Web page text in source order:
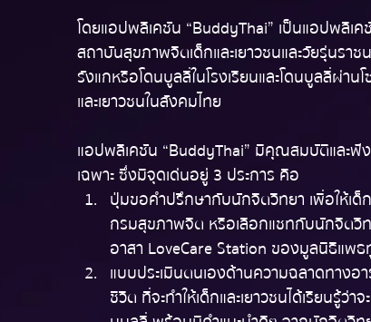
โดยแอปพลิเคชัน “BuddyThai” เป็นแอปพลิ
สถาบันสุขภาพจิตเด็กและเยาวชนและวัยรุ่นรา
รังแกหรือโดนบูลลี่ในโรงเรียนและโดนบูลลี่ผ่า
และเยาวชนในสังคมไทย
แอปพลิเคชัน “BuddyThai” มีคุณสมบัติและฟั
เฉพาะ ซึ่งมีจุดเด่นอยู่ 3 ประการ คือ
ปุ่มขอคำปรึกษากับนักจิตวิทยา เพื่อให้เ
กรมสุขภาพจิต หรือเลือกแชทกับนักจิตวิ
อาสา LoveCare Station ของมูลนิธิแพ
แบบประเมินตนเองด้านความฉลาดทาง
ชีวิต ที่จะทำให้เด็กและเยาวชนได้เรียนรู้